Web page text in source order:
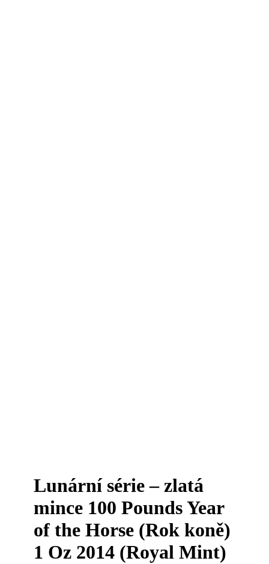
Lunární série – zlatá
mince 100 Pounds Year
of the Horse (Rok koně)
1 Oz 2014 (Royal Mint)